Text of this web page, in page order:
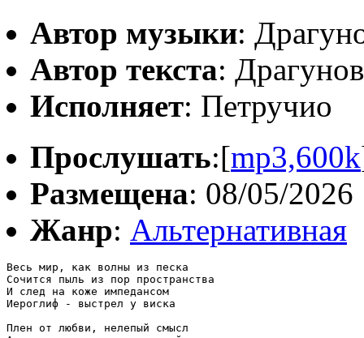
Автор музыки:
Автор текста:
Исполняет: Петручио
Прослушать:[mp3,600k
Размещена: 08/05/2026
Жанр: Альтернативная
Весь мир, как волны из песка
Сочится пыль из пор пространства
И след на коже импедансом
Иероглиф - выстрел у виска
Плен от любви, нелепый смысл